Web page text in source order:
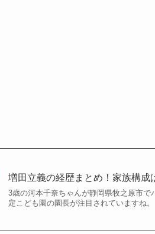
増田立義の経歴まとめ！家族構成
3歳の河本千奈ちゃんが静岡県牧之原市
定こども園の園長が注目されていますね